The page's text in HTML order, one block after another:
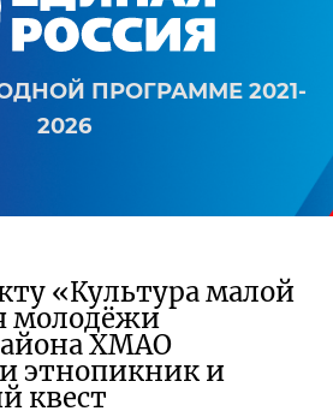
ПРОГРАММЕ 2021-
2026
«Культура малой
молодёжи
ХМАО
этнопикник и
квест